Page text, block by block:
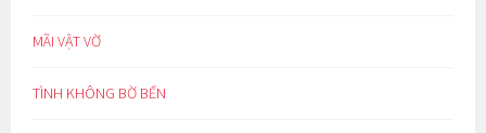
MÃI VẬT VỜ
TÌNH KHÔNG BỜ BẾN